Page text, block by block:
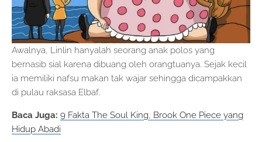
Awalnya, Linlin hanyalah seorang anak polos yang
bernasib sial karena dibuang oleh orangtuanya. Sejak kecil
ia memiliki nafsu makan tak wajar sehingga dicampakkan
di pulau raksasa Elbaf.
Baca Juga: 9 Fakta The Soul King, Brook One Piece yang
Hidup Abadi